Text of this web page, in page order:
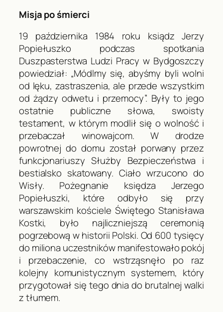
Misja po śmierci
19 października 1984 roku ksiądz Jerzy
Popiełuszko podczas spotkania
Duszpasterstwa Ludzi Pracy w Bydgoszczy
powiedział: „Módlmy się, abyśmy byli wolni
od lęku, zastraszenia, ale przede wszystkim
od żądzy odwetu i przemocy”. Były to jego
ostatnie publiczne słowa, swoisty
testament, w którym modlił się o wolność i
przebaczał winowajcom. W drodze
powrotnej do domu został porwany przez
funkcjonariuszy Służby Bezpieczeństwa i
bestialsko skatowany. Ciało wrzucono do
Wisły. Pożegnanie księdza Jerzego
Popiełuszki, które odbyło się przy
warszawskim kościele Świętego Stanisława
Kostki, było najliczniejszą ceremonią
pogrzebową w historii Polski. Od 600 tysięcy
do miliona uczestników manifestowało pokój
i przebaczenie, co wstrząsnęło po raz
kolejny komunistycznym systemem, który
przygotował się tego dnia do brutalnej walki
z tłumem.